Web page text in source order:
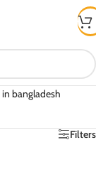
bangladesh
Filters